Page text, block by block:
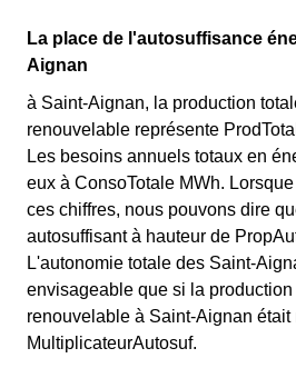
La place de l'autosuffisance
Aignan
à Saint-Aignan, la production
renouvelable représente
Les besoins annuels totaux en
eux à ConsoTotale MWh.
ces chiffres, nous pouvons dire
autosuffisant à hauteur de
L'autonomie totale des Saint-
envisageable que si la
renouvelable à Saint-Aignan
MultiplicateurAutosuf.